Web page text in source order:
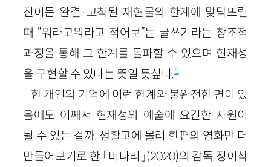
진이든 완결·고착된 재현물의 한계에 맞닥뜨릴
때 “뭐라고뭐라고 적어보”는 글쓰기라는 창조적
과정을 통해 그 한계를 돌파할 수 있으며 현재성
을 구현할 수 있다는 뜻일 듯싶다.1
한 개인의 기억에 이런 한계와 불완전한 면이 있
음에도 어째서 현재성의 예술에 요긴한 자원이
될 수 있는 걸까. 생활고에 몰려 한편의 영화만 더
만들어보기로 한 「미나리」(2020)의 감독 정이삭